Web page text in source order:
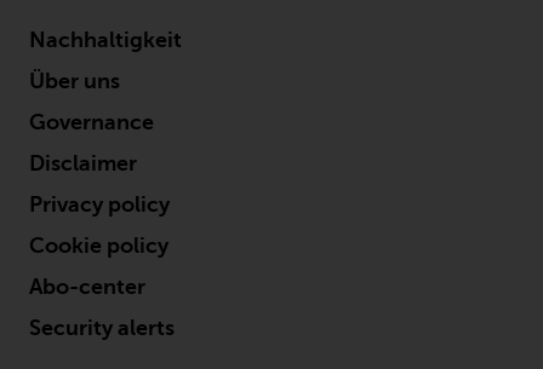
Nachhaltigkeit
Über uns
Governance
Disclaimer
Privacy policy
Cookie policy
Abo-center
Security alerts